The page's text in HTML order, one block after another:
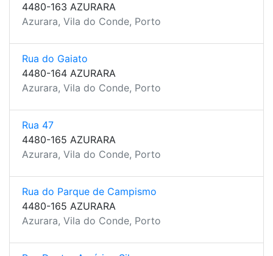
4480-163 AZURARA
Azurara, Vila do Conde, Porto
Rua do Gaiato
4480-164 AZURARA
Azurara, Vila do Conde, Porto
Rua 47
4480-165 AZURARA
Azurara, Vila do Conde, Porto
Rua do Parque de Campismo
4480-165 AZURARA
Azurara, Vila do Conde, Porto